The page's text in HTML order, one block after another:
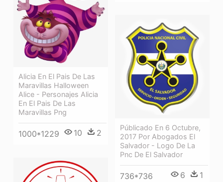
Alicia En El Pais De Las
Maravillas Halloween
Alice - Personajes Alicia
En El Pais De Las
Maravillas Png
1000*1229 10 2
Públicado En 6 Octubre,
2017 Por Abogados El
Salvador - Logo De La
Pnc De El Salvador
736*736 6 1